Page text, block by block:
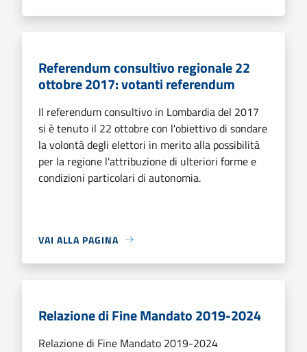
Referendum consultivo regionale 22
ottobre 2017: votanti referendum
Il referendum consultivo in Lombardia del 2017
si è tenuto il 22 ottobre con l'obiettivo di sondare
la volontà degli elettori in merito alla possibilità
per la regione l'attribuzione di ulteriori forme e
condizioni particolari di autonomia.
VAI ALLA PAGINA
Relazione di Fine Mandato 2019-2024
Relazione di Fine Mandato 2019-2024